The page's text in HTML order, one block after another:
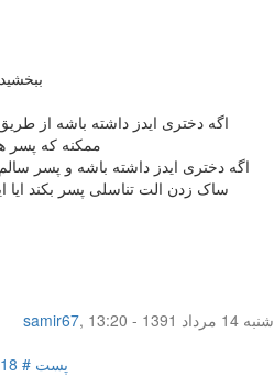
ممکنه که پسر
ساک زدن الت تناسلی پسر بکند ایا
samir67,
شنبه 14 مرداد 1391 - 13:20
پست # 18